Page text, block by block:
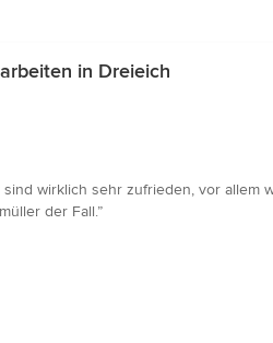
in Dreieich
wirklich sehr zufrieden, vor
der Fall.”